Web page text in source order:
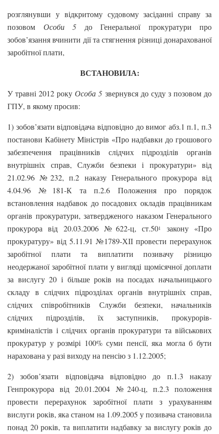
розглянувши у відкритому судовому засіданні справу за
позовом Особи 5 до Генеральної прокуратури про
зобов’язання вчинити дії та стягнення різниці донарахованої
заробітної плати,
ВСТАНОВИЛА:
У травні 2012 рокуОсоба 5 звернувся до суду з позовом до
ГПУ, в якому просив:
1) зобов’язати відповідача відповідно до вимог абз.1 п.1, п.3
постанови Кабінету Міністрів «Про надбавки до грошового
забезпечення працівників слідчих підрозділів органів
внутрішніх справ, Служби безпеки і прокуратури» від
21.02.96 №232, п.2 наказу Генерального прокурора від
4.04.96 №181-К та п.2.6 Положення про порядок
встановлення надбавок до посадових окладів працівникам
органів прокуратури, затвердженого наказом Генерального
прокурора від 20.03.2006 №622-ц, ст.501
закону «Про
прокуратуру» від 5.11.91 №1789-ХІІ провести перерахунок
заробітної плати та виплатити позивачу різницю
неодержаної заробітної плати у вигляді щомісячної доплати
за вислугу 20 і більше років на посадах начальницького
складу в слідчих підрозділах органів внутрішніх справ,
слідчих співробітників Служби безпеки, начальників
слідчих підрозділів, їх заступників, прокурорів-
криміналістів і слідчих органів прокуратури та військових
прокуратур у розмірі 100% суми пенсії, яка могла б бути
нарахована у разі виходу на пенсію з 1.12.2005;
2) зобов’язати відповідача відповідно до п.1.3 наказу
Генпрокурора від 20.01.2004 №240-ц, п.2.3 положення
провести перерахунок заробітної плати з урахуванням
вислуги років, яка станом на 1.09.2005 у позивача становила
понад 20 років, та виплатити надбавку за вислугу років до